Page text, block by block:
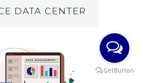
DATA CENTER